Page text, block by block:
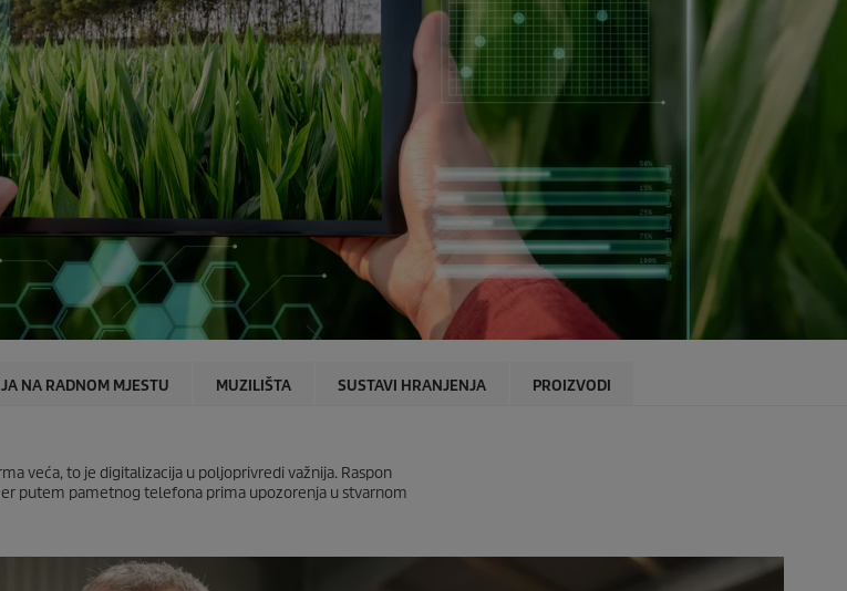
NA RADNOM MJESTU MUZILIŠTA SUSTAVI HRANJENJA PROIZVODI
veća, to je digitalizacija u poljoprivredi važnija. Raspon
putem pametnog telefona prima upozorenja u stvarnom